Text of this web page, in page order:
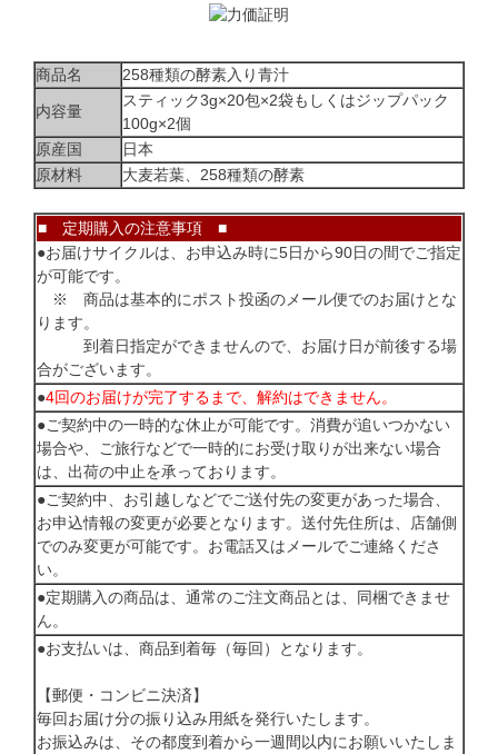
商品名 258種類の酵素入り青汁
内容量
スティック3g×20包×2袋もしくはジップパック
100g×2個
原産国
日本
原材料
大麦若葉、258種類の酵素
■ 定期購入の注意事項 ■
●お届けサイクルは、お申込み時に5日から90日の間でご指定
が可能です。
※ 商品は基本的にポスト投函のメール便でのお届けとな
ります。
到着日指定ができませんので、お届け日が前後する場
合がございます。
●4回のお届けが完了するまで、解約はできません。
●ご契約中の一時的な休止が可能です。消費が追いつかない
場合や、ご旅行などで一時的にお受け取りが出来ない場合
は、出荷の中止を承っております。
●ご契約中、お引越しなどでご送付先の変更があった場合、
お申込情報の変更が必要となります。送付先住所は、店舗側
でのみ変更が可能です。お電話又はメールでご連絡くださ
い。
●定期購入の商品は、通常のご注文商品とは、同梱できませ
ん。
●お支払いは、商品到着毎（毎回）となります。
【郵便・コンビニ決済】
毎回お届け分の振り込み用紙を発行いたします。
お振込みは、その都度到着から一週間以内にお願いいたしま